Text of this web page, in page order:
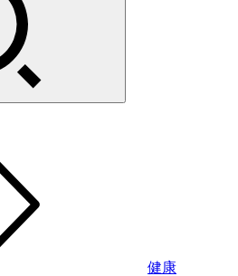
健康